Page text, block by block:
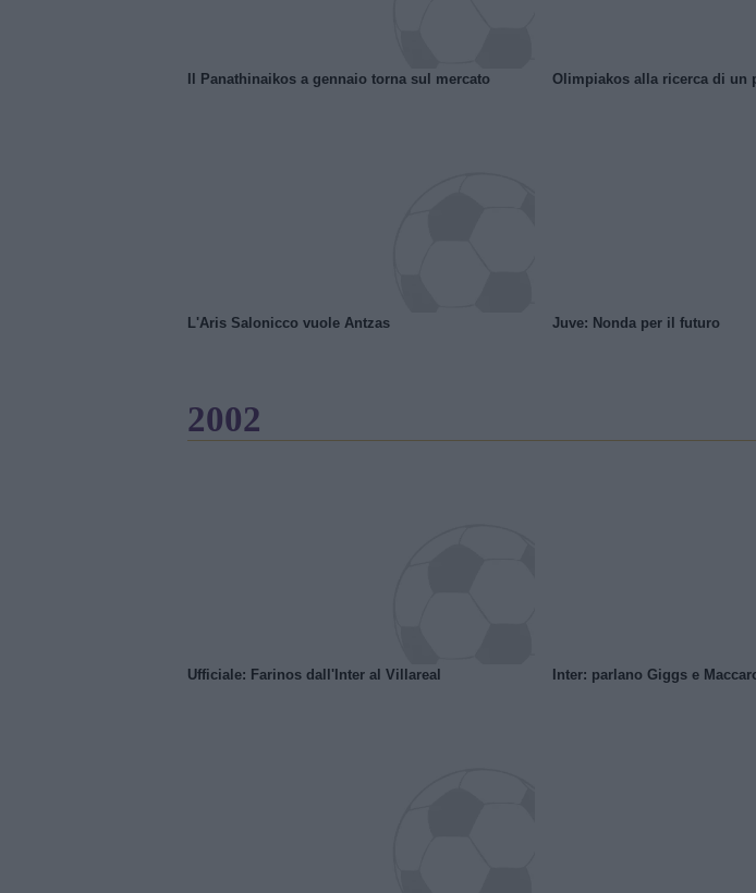
Il Panathinaikos a gennaio torna sul mercato Olimpiakos alla ricerca di un
L'Aris Salonicco vuole Antzas Juve: Nonda per il futuro
2002
Ufficiale: Farinos dall'Inter al Villareal Inter: parlano Giggs e